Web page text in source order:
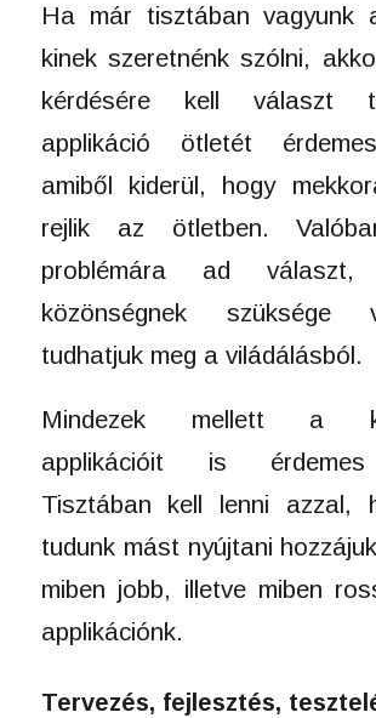
Ha már tisztában vagyunk
kinek szeretnénk szólni,
kérdésére kell választ
applikáció ötletét
amiből kiderül, hogy
rejlik az ötletben.
problémára ad
közönségnek
tudhatjuk meg a viládálásból.
Mindezek mellett a
applikációit is érdemes
Tisztában kell lenni azzal,
tudunk mást nyújtani
miben jobb, illetve miben
applikációnk.
Tervezés, fejlesztés,